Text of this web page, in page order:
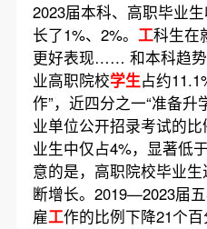
2023届本科、高职毕业
长了1%、2%。 工科生在
更好表现…… 和本科趋
业高职院校学生占约
作”，近四分之一“准备升
业单位公开招录考试的比
业生中仅占4%，显著低
意的是，高职院校毕业生
断增长。2019—2023届
雇工作的比例下降21个